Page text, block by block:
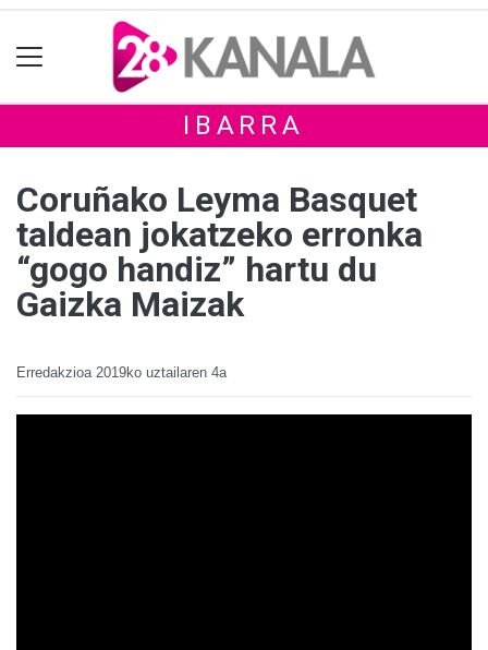
IBARRA
Coruñako Leyma Basquet
taldean jokatzeko erronka
“gogo handiz” hartu du
Gaizka Maizak
Erredakzioa 2019ko uztailaren 4a